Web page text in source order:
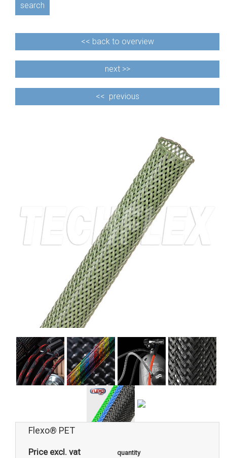
search
<< back to overview
next >>
<< previous
Flexo® PET
Price excl. vat quantity